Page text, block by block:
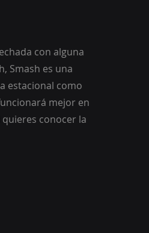
con alguna
Smash es una
estacional como
mejor en
conocer la